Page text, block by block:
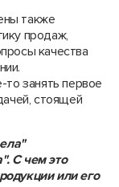
также
продаж,
качества
занять первое
стоящей
С чем это
или его